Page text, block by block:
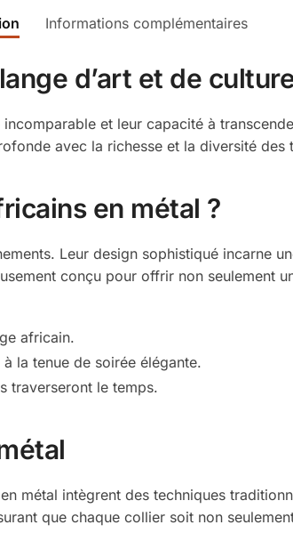
Informations complémentaires
d’art et de
et leur capacité à
avec la richesse et la diversité
en métal ?
Leur design sophistiqué incarne
conçu pour offrir non seulement
africain.
la tenue de soirée élégante.
traverseront le temps.
métal intègrent des techniques
que chaque collier soit non